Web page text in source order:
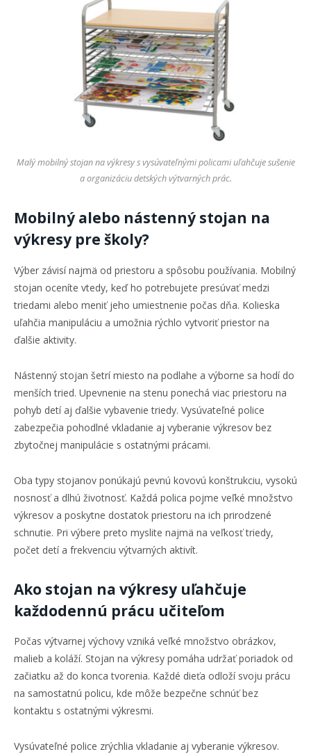
Malý mobilný stojan na výkresy s vysúvateľnými policami uľahčuje sušenie
a organizáciu detských výtvarných prác.
Mobilný alebo nástenný stojan na
výkresy pre školy?
Výber závisí najmä od priestoru a spôsobu používania. Mobilný
stojan oceníte vtedy, keď ho potrebujete presúvať medzi
triedami alebo meniť jeho umiestnenie počas dňa. Kolieska
uľahčia manipuláciu a umožnia rýchlo vytvoriť priestor na
ďalšie aktivity.
Nástenný stojan šetrí miesto na podlahe a výborne sa hodí do
menších tried. Upevnenie na stenu ponechá viac priestoru na
pohyb detí aj ďalšie vybavenie triedy. Vysúvateľné police
zabezpečia pohodlné vkladanie aj vyberanie výkresov bez
zbytočnej manipulácie s ostatnými prácami.
Oba typy stojanov ponúkajú pevnú kovovú konštrukciu, vysokú
nosnosť a dlhú životnosť. Každá polica pojme veľké množstvo
výkresov a poskytne dostatok priestoru na ich prirodzené
schnutie. Pri výbere preto myslite najmä na veľkosť triedy,
počet detí a frekvenciu výtvarných aktivít.
Ako stojan na výkresy uľahčuje
každodennú prácu učiteľom
Počas výtvarnej výchovy vzniká veľké množstvo obrázkov,
malieb a koláží. Stojan na výkresy pomáha udržať poriadok od
začiatku až do konca tvorenia. Každé dieťa odloží svoju prácu
na samostatnú policu, kde môže bezpečne schnúť bez
kontaktu s ostatnými výkresmi.
Vysúvateľné police zrýchlia vkladanie aj vyberanie výkresov.